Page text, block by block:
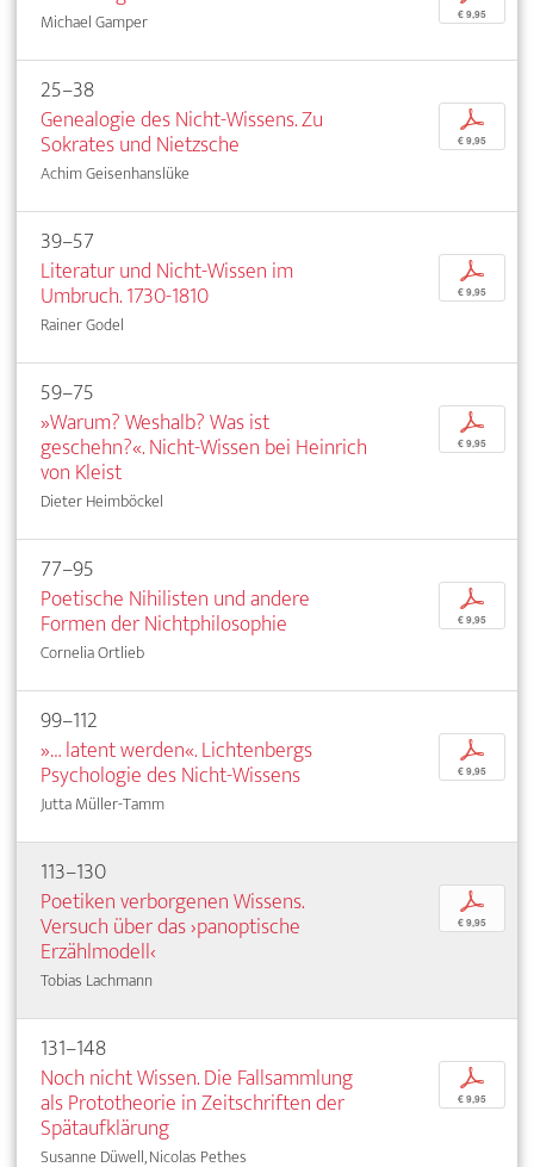
Michael Gamper € 9,95
25–38
Genealogie des Nicht-Wissens. Zu
Sokrates und Nietzsche
Achim Geisenhanslüke
p
€ 9,95
39–57
Literatur und Nicht-Wissen im
Umbruch. 1730-1810
Rainer Godel
p
€ 9,95
59–75
»Warum? Weshalb? Was ist
geschehn?«. Nicht-Wissen bei Heinrich
von Kleist
Dieter Heimböckel
p
€ 9,95
77–95
Poetische Nihilisten und andere
Formen der Nichtphilosophie
Cornelia Ortlieb
p
€ 9,95
99–112
»… latent werden«. Lichtenbergs
Psychologie des Nicht-Wissens
Jutta Müller-Tamm
p
€ 9,95
113–130
Poetiken verborgenen Wissens.
Versuch über das ›panoptische
Erzählmodell‹
Tobias Lachmann
p
€ 9,95
131–148
Noch nicht Wissen. Die Fallsammlung
als Prototheorie in Zeitschriften der
Spätaufklärung
Susanne Düwell, Nicolas Pethes
p
€ 9,95